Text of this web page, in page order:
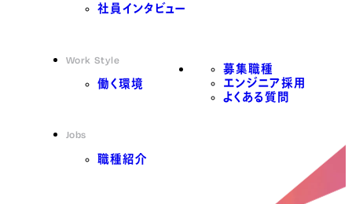
社員インタビュー
Work Style
働く環境
Jobs
職種紹介
募集職種
エンジニア採用
よくある質問